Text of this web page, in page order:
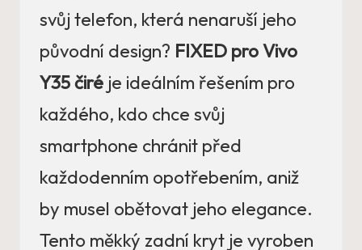
svůj telefon, která nenaruší jeho
původní design? FIXED pro Vivo
Y35 čiré je ideálním řešením pro
každého, kdo chce svůj
smartphone chránit před
každodenním opotřebením, aniž
by musel obětovat jeho elegance.
Tento měkký zadní kryt je vyroben